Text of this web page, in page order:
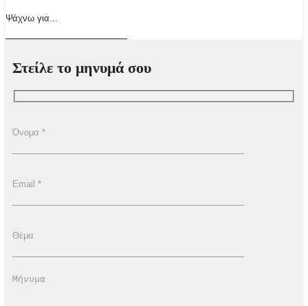
Στείλε το μηνυμά σου